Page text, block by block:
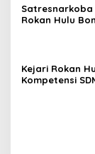
Satresnarkoba
Rokan Hulu
Kejari Rokan
Kompetensi